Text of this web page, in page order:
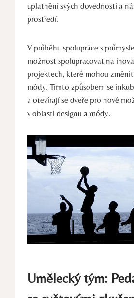
uplatnění⁤ svých dovedností a
prostředí.
V‍ průběhu‍ spolupráce s
možnost spolupracovat na
projektech, které mohou
módy. ⁤Tímto způsobem se
a otevírají se dveře pro nové
v oblasti ⁣designu a módy.
Umělecký tým: